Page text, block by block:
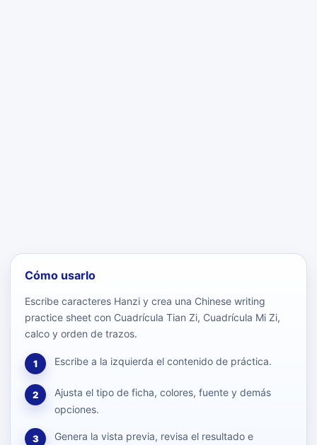
Cómo usarlo
Escribe caracteres Hanzi y crea una Chinese writing
practice sheet con Cuadrícula Tian Zi, Cuadrícula Mi Zi,
calco y orden de trazos.
1 Escribe a la izquierda el contenido de práctica.
2
Ajusta el tipo de ficha, colores, fuente y demás
opciones.
3
Genera la vista previa, revisa el resultado e